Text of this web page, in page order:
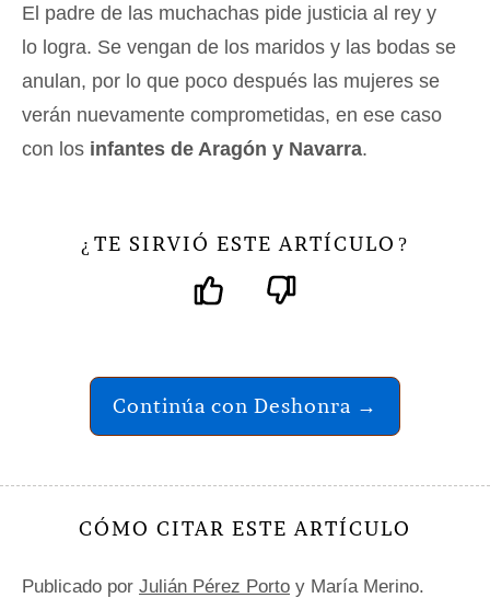
El padre de las muchachas pide justicia al rey y
lo logra. Se vengan de los maridos y las bodas se
anulan, por lo que poco después las mujeres se
verán nuevamente comprometidas, en ese caso
con los infantes de Aragón y Navarra.
¿ TE SIRVIÓ ESTE ARTÍCULO ?
Continúa con Deshonra →
CÓMO CITAR ESTE ARTÍCULO
Publicado por Julián Pérez Porto y María Merino.